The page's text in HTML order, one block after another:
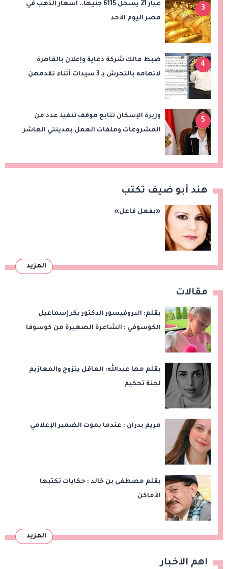
3
عيار 21 يسجل 6115 جنيها.. أسعار الذهب في
مصر اليوم الأحد
4
ضبط مالك شركة دعاية وإعلان بالقاهرة
لاتهامه بالتحرش بـ 3 سيدات أثناء تقدمهن
5
وزيرة الإسكان تتابع موقف تنفيذ عدد من
المشروعات وملفات العمل بمدينتي العاشر
هند أبو ضيف تكتب
«بفعل فاعل»
المزيد
مقالات
بقلم: البروفيسور الدكتور بكر إسماعيل
الكوسوفي : الشاعرة الصغيرة من كوسوفا
بقلم مها عبدالله: العاقل يتزوج والمعازيم
لجنة تحكيم
مريم بدران : عندما يموت الضمير الإعلامي
بقلم مصطفى بن خالد : حكايات تكتبها
الأماكن
المزيد
اهم الأخبار